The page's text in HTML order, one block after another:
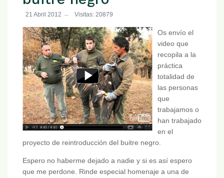
21 Abril 2012 Visitas: 20879
Os envío el
video que
recopila a la
práctica
totalidad de
las personas
que
trabajamos o
han trabajado
en el
proyecto de reintroducción del buitre negro.
Espero no haberme dejado a nadie y si es así espero
que me perdone. Rinde especial homenaje a una de